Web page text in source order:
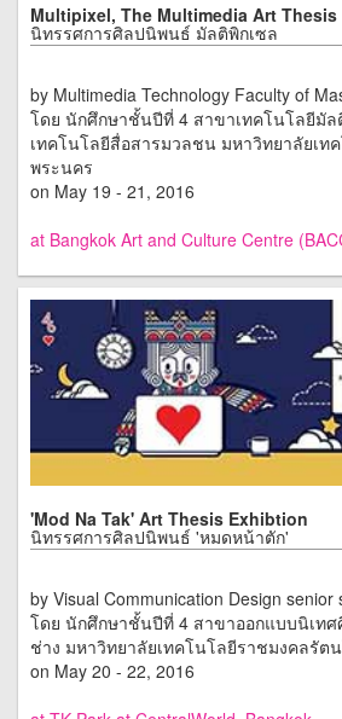
Multipixel, The Multimedia Art
นิทรรศการศิลปนิพนธ์ มัลติพิกเซล
by Multimedia Technology Faculty of
โดย นักศึกษาชั้นปีที่ 4 สาขาเทคโนโลยีมั
เทคโนโลยีสื่อสารมวลชน มหาวิทยาลัยเท
พระนคร
on May 19 - 21, 2016
at Bangkok Art and Culture Centre
'Mod Na Tak' Art Thesis Exhibtion
นิทรรศการศิลปนิพนธ์ 'หมดหน้าตัก'
by Visual Communication Design senior
โดย นักศึกษาชั้นปีที่ 4 สาขาออกแบบนิเทศ
ช่าง มหาวิทยาลัยเทคโนโลยีราชมงคลรัต
on May 20 - 22, 2016